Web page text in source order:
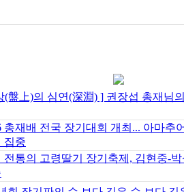
(盤上)의 심연(深淵) ] 권장섭 총재님
총재배 전국 장기대회 개최... 아마추
집중
전통의 고령딸기 장기축제, 김현중-